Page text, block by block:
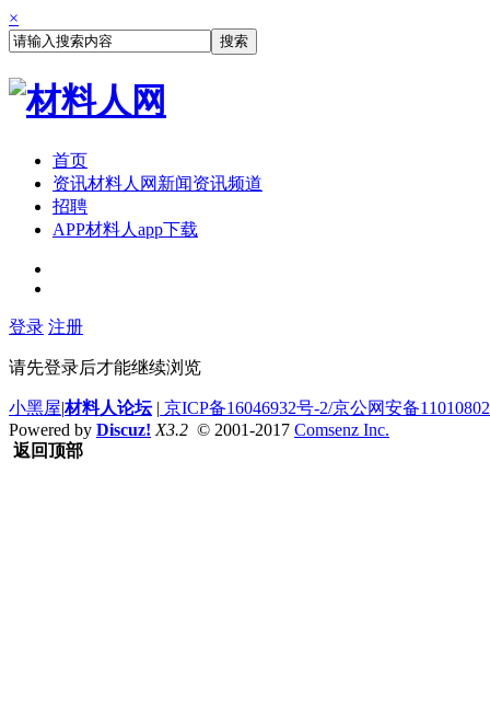
×
搜索
首页
资讯材料人网新闻资讯频道
招聘
APP材料人app下载
登录 注册
请先登录后才能继续浏览
小黑屋|材料人论坛 | 京ICP备16046932号-2/京公网安备
Powered by Discuz! X3.2 © 2001-2017 Comsenz Inc.
返回顶部